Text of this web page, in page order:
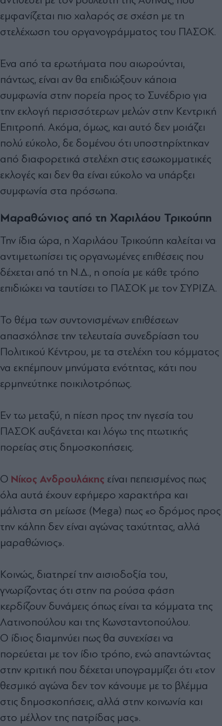
εµφανίζεται πιο χαλαρός σε σχέση µε τη
στελέχωση του οργανογράµµατος του ΠΑΣΟΚ.
Ένα από τα ερωτήµατα που αιωρούνται,
πάντως, είναι αν θα επιδιώξουν κάποια
συµφωνία στην πορεία προς το Συνέδριο για
την εκλογή περισσότερων µελών στην Κεντρική
Επιτροπή. Ακόµα, όµως, και αυτό δεν µοιάζει
πολύ εύκολο, δε δοµένου ότι υποστηρίχτηκαν
από διαφορετικά στελέχη στις εσωκοµµατικές
εκλογές και δεν θα είναι εύκολο να υπάρξει
συµφωνία στα πρόσωπα.
Μαραθώνιος από τη Χαριλάου Τρικούπη
Την ίδια ώρα, η Χαριλάου Τρικούπη καλείται να
αντιµετωπίσει τις οργανωµένες επιθέσεις που
δέχεται από τη Ν.∆., η οποία µε κάθε τρόπο
επιδιώκει να ταυτίσει το ΠΑΣΟΚ µε τον ΣΥΡΙΖΑ.
Το θέµα των συντονισµένων επιθέσεων
απασχόλησε την τελευταία συνεδρίαση του
Πολιτικού Κέντρου, µε τα στελέχη του κόµµατος
να εκπέµπουν µηνύµατα ενότητας, κάτι που
ερµηνεύτηκε ποικιλοτρόπως.
Εν τω µεταξύ, η πίεση προς την ηγεσία του
ΠΑΣΟΚ αυξάνεται και λόγω της πτωτικής
πορείας στις δηµοσκοπήσεις.
Ο Νίκος Ανδρουλάκης είναι πεπεισµένος πως
όλα αυτά έχουν εφήµερο χαρακτήρα και
µάλιστα ση µείωσε (Mega) πως «ο δρόµος προς
την κάλπη δεν είναι αγώνας ταχύτητας, αλλά
µαραθώνιος».
Κοινώς, διατηρεί την αισιοδοξία του,
γνωρίζοντας ότι στην πα ρούσα φάση
κερδίζουν δυνάµεις όπως είναι τα κόµµατα της
Λατινοπούλου και της Κωνσταντοπούλου.
Ο ίδιος διαµηνύει πως θα συνεχίσει να
πορεύεται µε τον ίδιο τρόπο, ενώ απαντώντας
στην κριτική που δέχεται υπογραµµίζει ότι «τον
θεσµικό αγώνα δεν τον κάνουµε µε το βλέµµα
στις δηµοσκοπήσεις, αλλά στην κοινωνία και
στο µέλλον της πατρίδας µας».